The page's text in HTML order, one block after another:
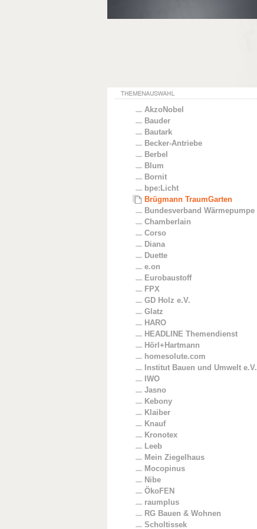
AkzoNobel
Bauder
Bautark
Becker-Antriebe
Berbel
Blum
Bornit
bpe:Licht
Brügmann TraumGarten
Bundesverband Wärmepumpe
Chamberlain
Corso
Diana
Duette
e.on
Eurobaustoff
FPX
GD Holz e.V.
Glatz
HARO
HEADLINE Themendienst
Hörl+Hartmann
homesolute.com
Institut Bauen und Umwelt e.V.
IWO
Jasno
Kebony
Klaiber
Knauf
Kronotex
Leeb
Mein Ziegelhaus
Mocopinus
Nibe
ÖkoFEN
raumplus
RG Bauen & Wohnen
Scholtissek